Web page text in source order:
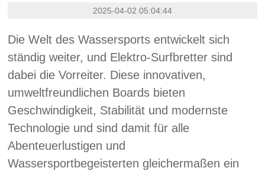
2025-04-02 05:04:44
Die Welt des Wassersports entwickelt sich
ständig weiter, und Elektro-Surfbretter sind
dabei die Vorreiter. Diese innovativen,
umweltfreundlichen Boards bieten
Geschwindigkeit, Stabilität und modernste
Technologie und sind damit für alle
Abenteuerlustigen und
Wassersportbegeisterten gleichermaßen ein